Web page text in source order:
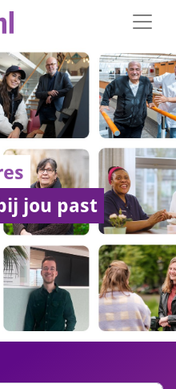
jou past